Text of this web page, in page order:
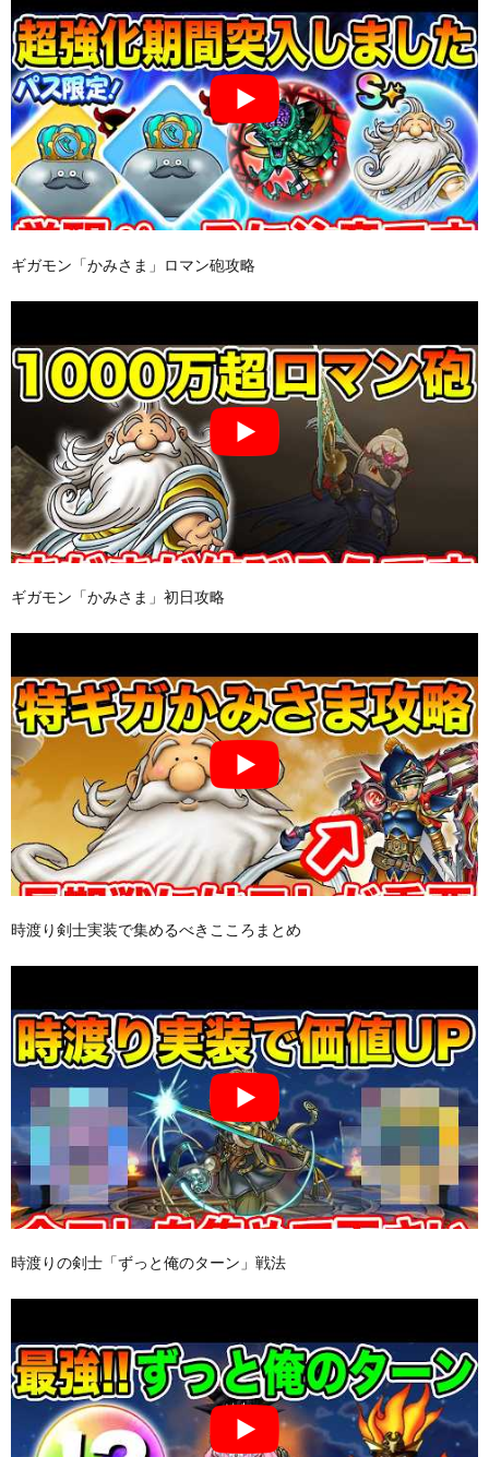
ギガモン「かみさま」ロマン砲攻略
ギガモン「かみさま」初日攻略
時渡り剣士実装で集めるべきこころまとめ
時渡りの剣士「ずっと俺のターン」戦法